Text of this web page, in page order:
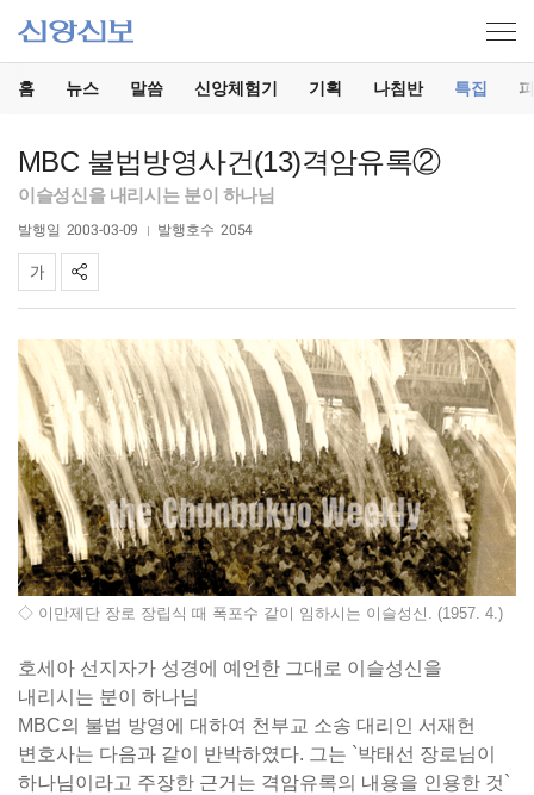
홈 뉴스 말씀 신앙체험기 기획 나침반 특집
MBC 불법방영사건(13)격암유록②
이슬성신을 내리시는 분이 하나님
발행일 2003-03-09 발행호수 2054
◇ 이만제단 장로 장립식 때 폭포수 같이 임하시는 이슬성신. (1957. 4.)
호세아 선지자가 성경에 예언한 그대로 이슬성신을
내리시는 분이 하나님
MBC의 불법 방영에 대하여 천부교 소송 대리인 서재헌
변호사는 다음과 같이 반박하였다. 그는 `박태선 장로님이
하나님이라고 주장한 근거는 격암유록의 내용을 인용한 것`